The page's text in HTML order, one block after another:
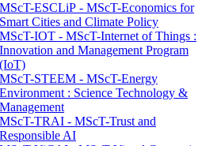
MScT-ESCLiP - MScT-Economics for
Smart Cities and Climate Policy
MScT-IOT - MScT-Internet of Things :
Innovation and Management Program
(IoT)
MScT-STEEM - MScT-Energy
Environment : Science Technology &
Management
MScT-TRAI - MScT-Trust and
Responsible AI